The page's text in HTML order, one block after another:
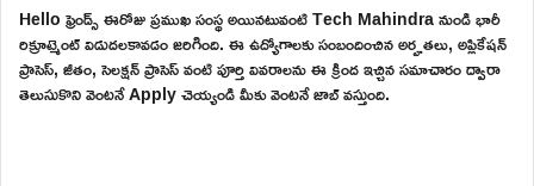
Hello ఫ్రెండ్స్ ఈరోజు ప్రముఖ సంస్థ అయినటువంటి Tech Mahindra నుండి భారీ
రిక్రూట్మెంట్ విడుదలకావడం జరిగింది. ఈ ఉద్యోగాలకు సంబందించిన అర్హతలు, అప్లికేషన్
ప్రాసెస్, జీతం, సెలక్షన్ ప్రాసెస్ వంటి పూర్తి వివరాలను ఈ క్రింద ఇచ్చిన సమాచారం ద్వారా
తెలుసుకొని వెంటనే Apply చెయ్యండి మీకు వెంటనే జాబ్ వస్తుంది.